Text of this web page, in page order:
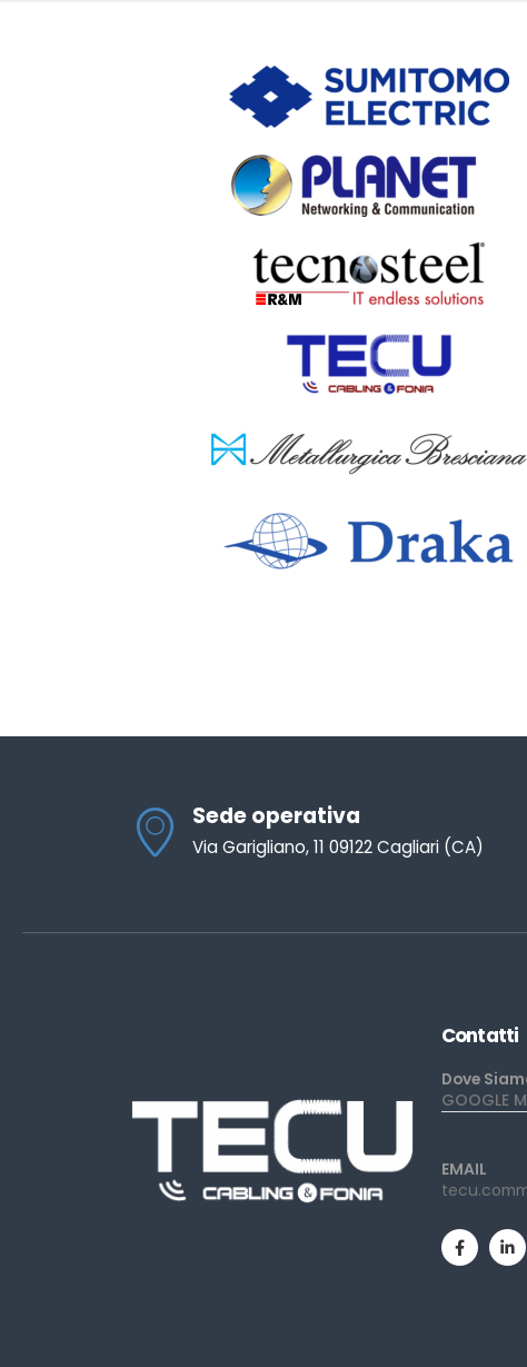
Sede operativa
Via Garigliano, 11 09122 Cagliari (CA)
Contatti
Dove
GOOGLE
EMAIL